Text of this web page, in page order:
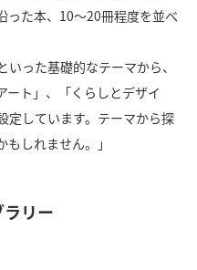
った本、10～20冊程度を並べ
いった基礎的なテーマから、
ート」、「くらしとデザイ
定しています。テーマから探
しれません。」
リー